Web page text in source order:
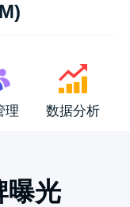
理 数据分析
曝光